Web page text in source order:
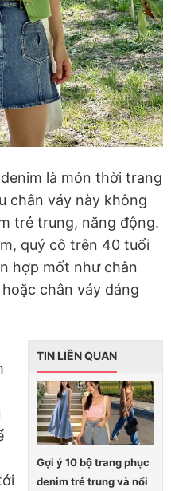
là món thời trang
chân váy này không
trẻ trung, năng động.
quý cô trên 40 tuổi
hợp mốt như chân
chân váy dáng
TIN LIÊN QUAN
Gợi ý 10 bộ trang phục
denim trẻ trung và nổi